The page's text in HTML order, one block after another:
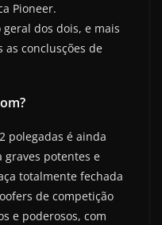
Pioneer.
geral dos dois, e mais
conclusções de
polegadas é ainda
potentes e
totalmente fechada
de competição
e poderosos, com